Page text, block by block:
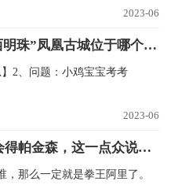
2023-06
今日热闻!小鸡宝宝考考“湘西明珠”凤凰古城位于哪个省（10月16日支付宝蚂蚁庄园每日一题）
2、问题：小鸡宝宝考考
2023-06
拳击揭秘：拳王阿里为什么会得帕金森，这一点众说纷纭-环球热文
那么一定就是拳王阿里了。